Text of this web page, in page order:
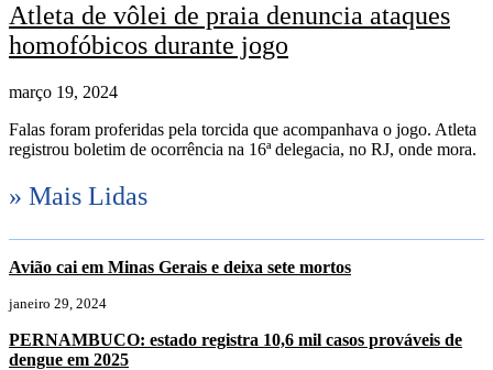
Atleta de vôlei de praia denuncia ataques
homofóbicos durante jogo
março 19, 2024
Falas foram proferidas pela torcida que acompanhava o jogo. Atleta
registrou boletim de ocorrência na 16ª delegacia, no RJ, onde mora.
» Mais Lidas
Avião cai em Minas Gerais e deixa sete mortos
janeiro 29, 2024
PERNAMBUCO: estado registra 10,6 mil casos prováveis de
dengue em 2025